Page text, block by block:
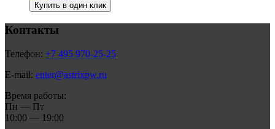
Купить в один клик
Контакты
Телефон: +7 495 970-25-25
E-mail: enter@astrixpw.ru
Время работы:
Пн — Пт
10:00 — 19:00